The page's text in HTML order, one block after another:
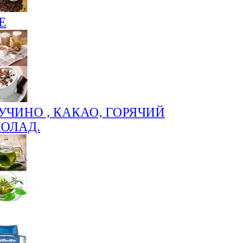
, КАКАО, ГОРЯЧИЙ